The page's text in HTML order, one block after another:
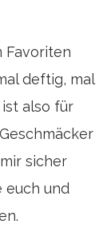
Favoriten
deftig, mal
also für
sicher
euch und